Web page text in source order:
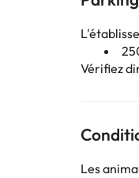
Vérifiez
Les